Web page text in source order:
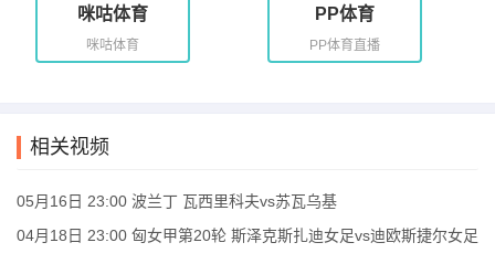
咪咕体育
咪咕体育
PP体育
PP体育直播
相关视频
05月16日 23:00 波兰丁 瓦西里科夫vs苏瓦乌基
04月18日 23:00 匈女甲第20轮 斯泽克斯扎迪女足vs迪欧斯捷尔女足